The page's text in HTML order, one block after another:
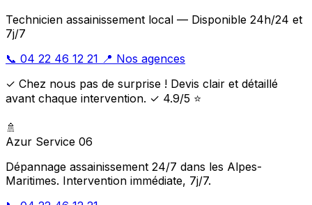
Technicien assainissement local — Disponible 24h/24 et
7j/7
📞 04 22 46 12 21 📍 Nos agences
✓ Chez nous pas de surprise ! Devis clair et détaillé
avant chaque intervention. ✓ 4.9/5 ⭐
🚿
Azur Service 06
Dépannage assainissement 24/7 dans les Alpes-
Maritimes. Intervention immédiate, 7j/7.